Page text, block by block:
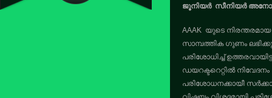
ജൂനിയർ സീനിയർ
AAAK യുടെ
സാമ്പത്തിക ഗുണം
പരിശോധിച്ച്
ഡയറക്ടറെറ്റിൽ
പരിശോധനക്കായീ